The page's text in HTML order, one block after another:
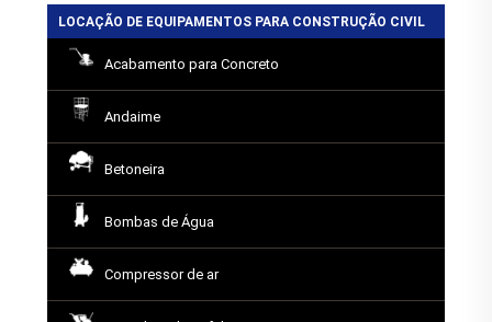
LOCAÇÃO DE EQUIPAMENTOS PARA CONSTRUÇÃO CIVIL
Acabamento para Concreto
Andaime
Betoneira
Bombas de Água
Compressor de ar